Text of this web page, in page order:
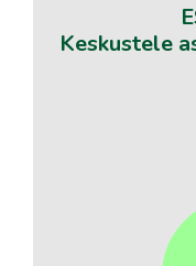
Keskustele